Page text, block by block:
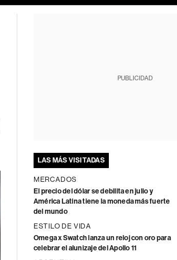
PUBLICIDAD
LAS MÁS VISITADAS
MERCADOS
El precio del dólar se debilita en julio y
América Latina tiene la moneda más fuerte
del mundo
ESTILO DE VIDA
Omega x Swatch lanza un reloj con oro para
celebrar el alunizaje del Apollo 11